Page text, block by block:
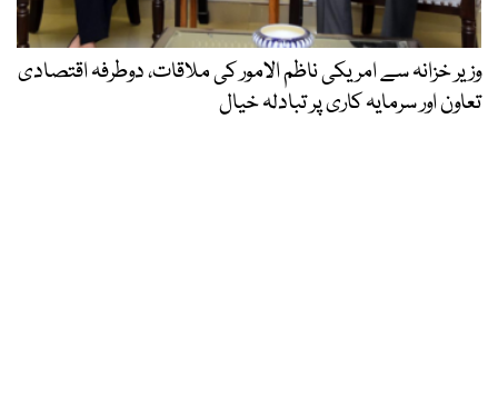
وزیر خزانہ سے امریکی ناظم الامور کی ملاقات، دوطرفہ اقتصادی
تعاون اور سرمایہ کاری پر تبادلہ خیال